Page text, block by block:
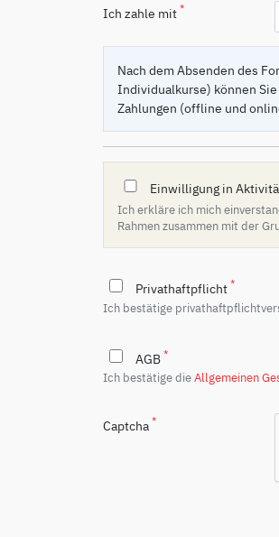
Ich zahle mit *
Nach dem Absenden des
Individualkurse) können
Zahlungen (offline und
Einwilligung in
Ich erkläre ich mich
Rahmen zusammen mit der
Privathaftpflicht *
Ich bestätige
AGB *
Ich bestätige dieAllgemeinen
Captcha *